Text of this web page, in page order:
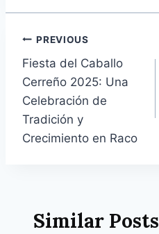
Navegación
de
entradas
PREVIOUS
Fiesta del Caballo
Cerreño 2025: Una
Celebración de
Tradición y
Crecimiento en Raco
Similar Posts